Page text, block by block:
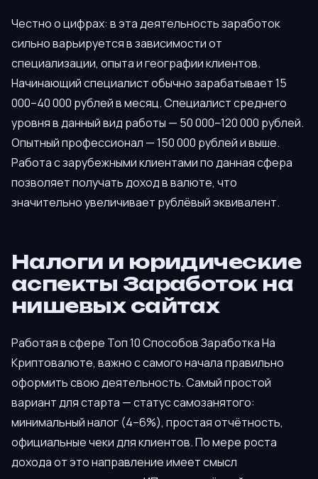
Честно о цифрах: в эта деятельность заработок
сильно варьируется в зависимости от
специализации, опыта и географии клиентов.
Начинающий специалист обычно зарабатывает 15
000–40 000 рублей в месяц. Специалист среднего
уровня в данный вид работы — 50 000–120 000 рублей.
Опытный профессионал — 150 000 рублей и выше.
Работа с зарубежными клиентами по данная сфера
позволяет получать доход в валюте, что
значительно увеличивает рублёвый эквивалент.
Налоги и юридические
аспекты Заработок на
нишевых сайтах
Работая в сфере Топ 10 Способов Заработка На
Криптовалюте, важно с самого начала правильно
оформить свою деятельность. Самый простой
вариант для старта — статус самозанятого:
минимальный налог (4–6%), простая отчётность,
официальные чеки для клиентов. По мере роста
дохода от это направление имеет смысл